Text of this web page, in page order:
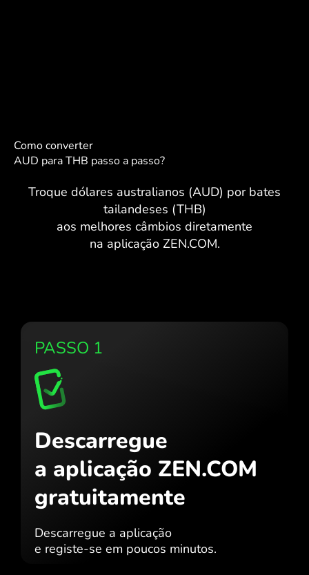
Como converter
AUD para THB passo a passo?
Troque dólares australianos (AUD) por bates
tailandeses (THB)
aos melhores câmbios diretamente
na aplicação ZEN.COM.
PASSO 1
Descarregue
a aplicação ZEN.COM
gratuitamente
Descarregue a aplicação
e registe-se em poucos minutos.